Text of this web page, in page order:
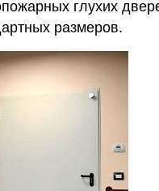
глухих
размеров.